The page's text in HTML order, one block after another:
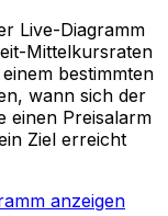
Live-Diagramm
Mittelkursraten
bestimmten
wann sich der
einen Preisalarm
Ziel erreicht
anzeigen